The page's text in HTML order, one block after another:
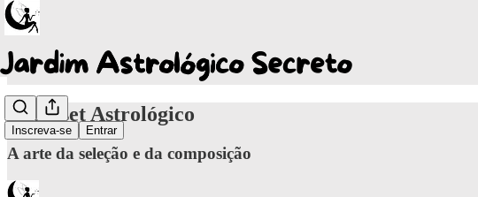
Inscreva-se Entrar
O Closet Astrológico
A arte da seleção e da composição